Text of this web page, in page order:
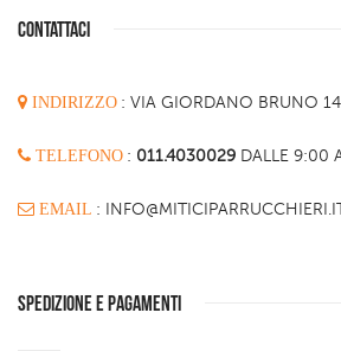
CONTATTACI
INDIRIZZO : VIA GIORDANO BRUNO
TELEFONO : 011.4030029 DALLE 9:00
EMAIL :
SPEDIZIONE E PAGAMENTI